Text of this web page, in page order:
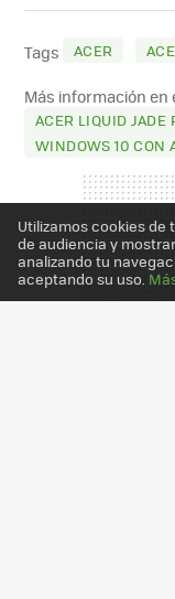
X
Tags ACER
Más información en
ACER LIQUID JADE
WINDOWS 10 CON
Utilizamos cookies
de audiencia y
analizando tu
aceptando su uso.